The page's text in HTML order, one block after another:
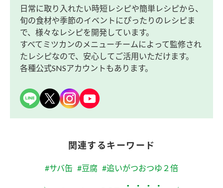
日常に取り入れたい時短レシピや簡単レシピから、
旬の食材や季節のイベントにぴったりのレシピま
で、様々なレシピを開発しています。
すべてミツカンのメニューチームによって監修され
たレシピなので、安心してご活用いただけます。
各種公式SNSアカウントもあります。
関連するキーワード
#サバ缶 #豆腐 #追いがつおつゆ２倍